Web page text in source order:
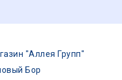
"Аллея Групп"
Бор